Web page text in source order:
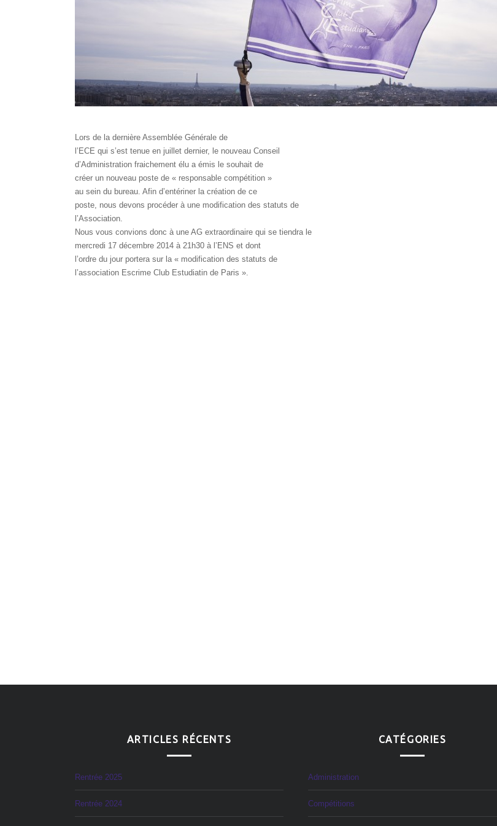
Lors de la dernière Assemblée Générale de
l’ECE qui s’est tenue en juillet dernier, le nouveau Conseil
d’Administration fraichement élu a émis le souhait de
créer un nouveau poste de « responsable compétition »
au sein du bureau. Afin d’entériner la création de ce
poste, nous devons procéder à une modification des statuts de
l’Association.
Nous vous convions donc à une AG extraordinaire qui se tiendra le
mercredi 17 décembre 2014 à 21h30 à l’ENS et dont
l’ordre du jour portera sur la « modification des statuts de
l’association Escrime Club Estudiatin de Paris ».
ARTICLES RÉCENTS
Rentrée 2025
Rentrée 2024
CATÉGORIES
Administration
Compétitions